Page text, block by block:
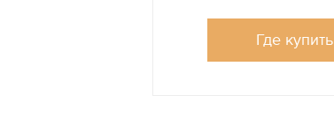
Где купить